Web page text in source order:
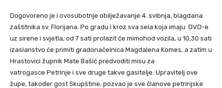
Dogovoreno je i ovosubotnje obilježavanje 4. svibnja, blagdana
zaštitnika sv. Florijana. Po gradu i kroz sva sela koja imaju DVD-e
uz sirene i svjetla, od 7 sati prolazit će mimohod vozila, u 10,30 sati
izaslanstvo će primiti gradonačelnica Magdalena Komes, a zatim u
Hrastovici župnik Mate Bašić predvoditi misu za
vatrogasce Petrinje i sve druge takve gasitelje. Upravitelj ove
župe, također gost Skupštine, pozvao je sve članove petrinjske